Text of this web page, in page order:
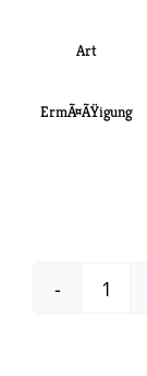
Art
ErmÃ¤ÃŸigung
Wo